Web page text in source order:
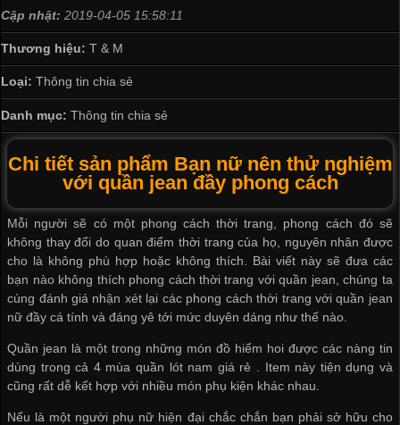
Cập nhật: 2019-04-05 15:58:11
Thương hiệu: T & M
Loại: Thông tin chia sẻ
Danh mục: Thông tin chia sẻ
Chi tiết sản phẩm Bạn nữ nên thử nghiệm
với quần jean đầy phong cách
Mỗi người sẽ có một phong cách thời trang, phong cách đó sẽ
không thay đổi do quan điểm thời trang của họ, nguyên nhân được
cho là không phù hợp hoặc không thích. Bài viết này sẽ đưa các
bạn nào không thích phong cách thời trang với quần jean, chúng ta
cùng đánh giá nhận xét lại các phong cách thời trang với quần jean
nữ đầy cá tính và đáng yê tới mức duyên dáng như thế nào.
Quần jean là một trong những món đồ hiểm hoi được các nàng tin
dùng trong cả 4 mùaquần lót nam giá rẻ . Item này tiện dụng và
cũng rất dễ kết hợp với nhiều món phụ kiện khác nhau.
Nếu là một người phụ nữ hiện đại chắc chắn bạn phải sở hữu cho